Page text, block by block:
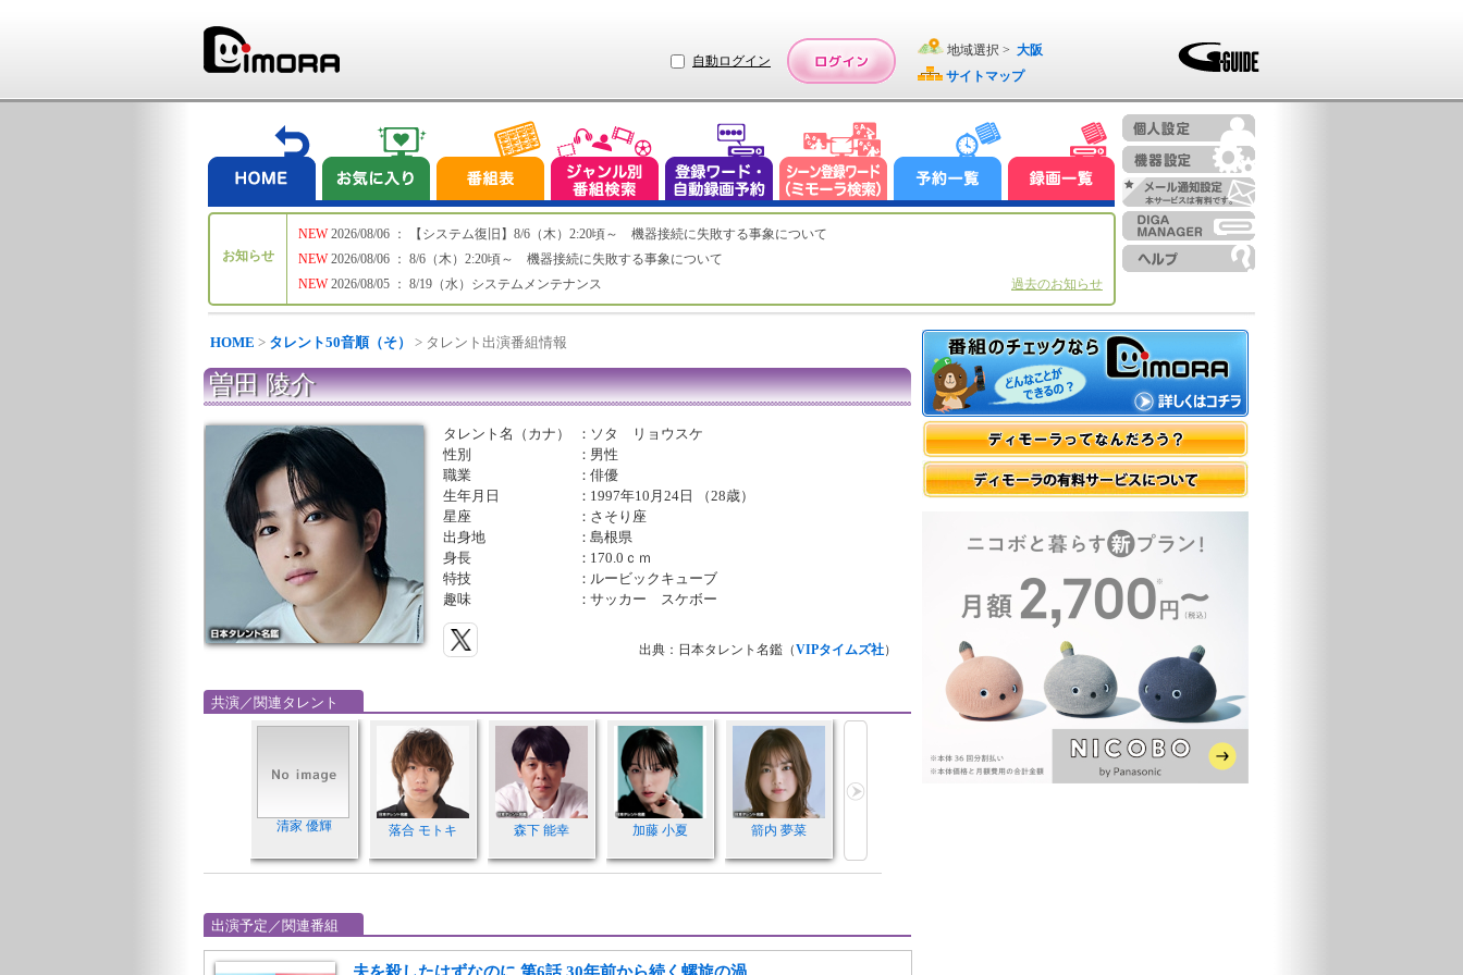
自動ログイン
地域選択 > 大阪
サイトマップ
お知らせ
NEW
NEW
NEW
2026/08/06 ： 【システム復旧】8/6（木）2:20頃～ 機器接続に失敗する事象について
2026/08/06 ： 8/6（木）2:20頃～ 機器接続に失敗する事象について
2026/08/05 ： 8/19（水）システムメンテナンス
過去のお知らせ
HOME > タレント50音順（そ） > タレント出演番組情報
曽田 陵介
タレント名（カナ） ： ソタ リョウスケ
性別
： 男性
職業
：俳優
生年月日
： 1997年10月24日 （28歳）
星座
： さそり座
出身地
：島根県
身長
： 170.0ｃｍ
特技
： ルービックキューブ
趣味
：サッカー スケボー
出典：日本タレント名鑑（VIPタイムズ社）
共演／関連タレント
清家 優輝 落合 モトキ 森下 能幸 加藤 小夏 箭内 夢菜
出演予定／関連番組